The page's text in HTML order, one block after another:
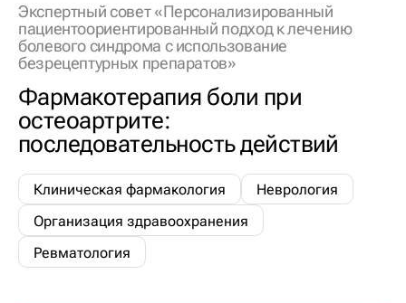
Экспертный совет «Персонализированный
пациентоориентированный подход к лечению
болевого синдрома с использование
безрецептурных препаратов»
Фармакотерапия боли при
остеоартрите:
последовательность действий
Клиническая фармакология
Неврология
Организация здравоохранения
Ревматология